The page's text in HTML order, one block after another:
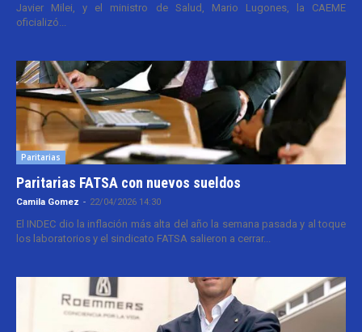
Javier Milei, y el ministro de Salud, Mario Lugones, la CAEME
oficializó...
Paritarias
Paritarias FATSA con nuevos sueldos
Camila Gomez - 22/04/2026 14:30
El INDEC dio la inflación más alta del año la semana pasada y al toque
los laboratorios y el sindicato FATSA salieron a cerrar...